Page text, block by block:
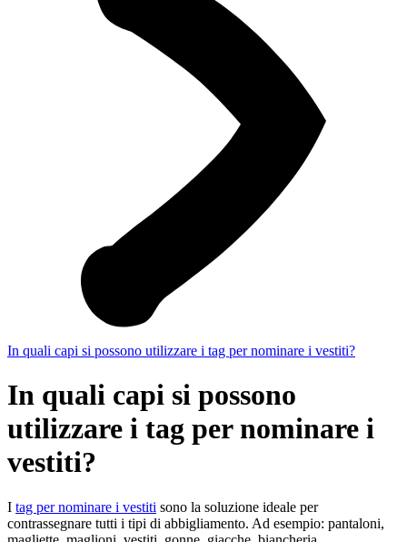
In quali capi si possono utilizzare i tag per nominare i vestiti?
In quali capi si possono
utilizzare i tag per nominare i
vestiti?
I tag per nominare i vestiti sono la soluzione ideale per
contrassegnare tutti i tipi di abbigliamento. Ad esempio: pantaloni,